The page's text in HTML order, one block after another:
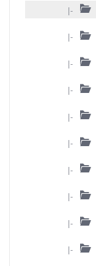
|-
|-
|-
|-
|-
|-
|-
|-
|-
|-